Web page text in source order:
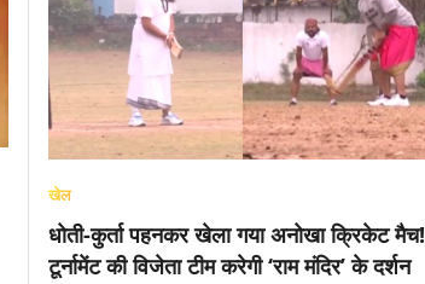
खेल
धोती-कुर्ता पहनकर खेला गया अनोखा क्रिकेट मैच!
टूर्नामेंट की विजेता टीम करेगी ‘राम मंदिर’ के दर्शन